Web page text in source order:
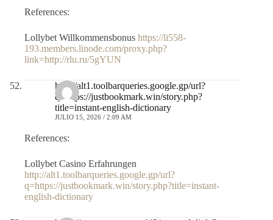
References:
Lollybet Willkommensbonus https://li558-
193.members.linode.com/proxy.php?
link=http://rlu.ru/5gYUN
http://alt1.toolbarqueries.google.gp/url?
q=https://justbookmark.win/story.php?
title=instant-english-dictionary
JULIO 15, 2026 / 2:09 AM
References:
Lollybet Casino Erfahrungen
http://alt1.toolbarqueries.google.gp/url?
q=https://justbookmark.win/story.php?title=instant-
english-dictionary